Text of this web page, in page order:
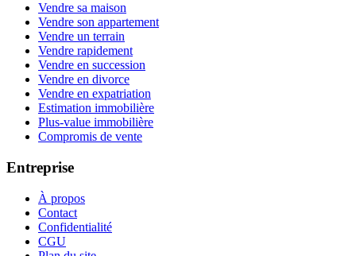
Vendre sa maison
Vendre son appartement
Vendre un terrain
Vendre rapidement
Vendre en succession
Vendre en divorce
Vendre en expatriation
Estimation immobilière
Plus-value immobilière
Compromis de vente
Entreprise
À propos
Contact
Confidentialité
CGU